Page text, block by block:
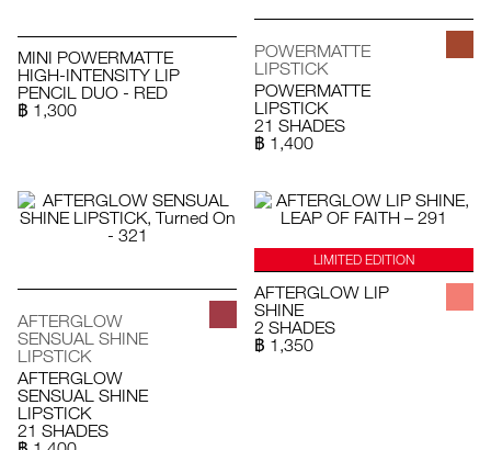
MINI POWERMATTE
HIGH-INTENSITY LIP
PENCIL DUO - RED
฿ 1,300
POWERMATTE
LIPSTICK
POWERMATTE
LIPSTICK
21 SHADES
฿ 1,400
AFTERGLOW
SENSUAL SHINE
LIPSTICK
AFTERGLOW
SENSUAL SHINE
LIPSTICK
21 SHADES
LIMITED EDITION
AFTERGLOW LIP
SHINE
2 SHADES
฿ 1,350